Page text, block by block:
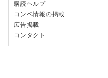
購読ヘルプ
コンペ情報の掲載
広告掲載
コンタクト